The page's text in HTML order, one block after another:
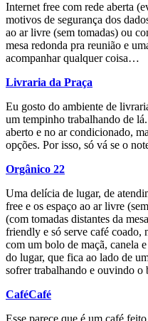
Internet free com rede aberta
motivos de segurança dos
ao ar livre (sem tomadas) ou
mesa redonda pra reunião e
acompanhar qualquer coisa…
Livraria da Praça
Eu gosto do ambiente de
um tempinho trabalhando de
aberto e no ar condicionado,
opções. Por isso, só vá se o
Orgânico 22
Uma delícia de lugar, de
free e os espaço ao ar livre
(com tomadas distantes da
friendly e só serve café coado,
com um bolo de maçã, canela
do lugar, que fica ao lado de
sofrer trabalhando e ouvindo
CaféCafé